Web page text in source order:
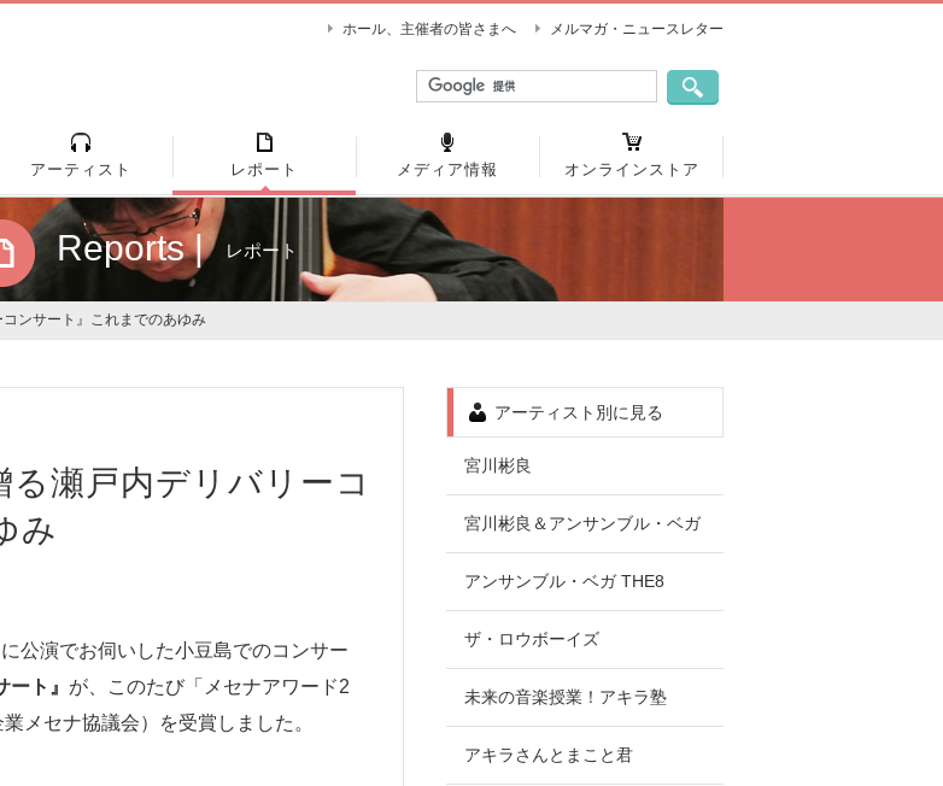
ホール、主催者の皆さまへ メルマガ・ニュースレター
アーティスト レポート メディア情報 オンラインストア
Reports | レポート
ンサート』これまでのあゆみ
瀬戸内デリバリーコ
み
公演でお伺いした小豆島でのコンサー
ト』 が、このたび「メセナアワード2
メセナ協議会）
を受賞しました。
アーティスト別に見る
宮川彬良
宮川彬良＆アンサンブル・ベガ
アンサンブル・ベガ THE8
ザ・ロウボーイズ
未来の音楽授業！アキラ塾
アキラさんとまこと君